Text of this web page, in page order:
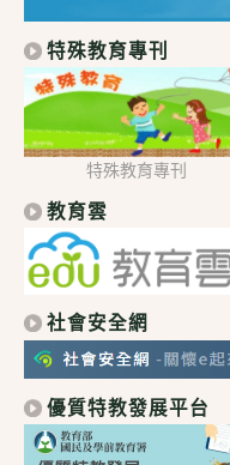
特殊教育專刊
特殊教育專刊
教育雲
社會安全網
優質特教發展平台